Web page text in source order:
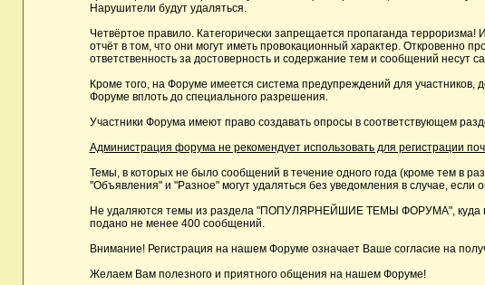
Нарушители будут удаляться.
Четвёртое правило. Категорически запрещается пропаганда
отчёт в том, что они могут иметь провокационный характер. Откровенно
ответственность за достоверность и содержание тем и сообщений несут
Кроме того, на Форуме имеется система предупреждений для
Форуме вплоть до специального разрешения.
Участники Форума имеют право создавать опросы в соответствующем
Администрация форума не рекомендует использовать для регистрации
Темы, в которых не было сообщений в течение одного года (кроме тем в
"Объявления" и "Разное" могут удаляться без уведомления в случае, если
Не удаляются темы из раздела "ПОПУЛЯРНЕЙШИЕ ТЕМЫ ФОРУМА", куда
подано не менее 400 сообщений.
Внимание! Регистрация на нашем Форуме означает Ваше согласие на
Желаем Вам полезного и приятного общения на нашем Форуме!